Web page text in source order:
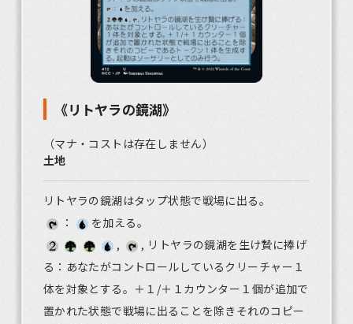
《リトヤラの鏡湖》
（マナ・コストは存在しません）
土地
リトヤラの鏡湖はタップ状態で戦場に出る。
：
を加える。
,
, リトヤラの鏡湖を生け贄に捧げ
る：あなたがコントロールしているクリーチャー１
体を対象とする。＋１/＋１カウンター１個が追加で
置かれた状態で戦場に出ることを除きそれのコピー